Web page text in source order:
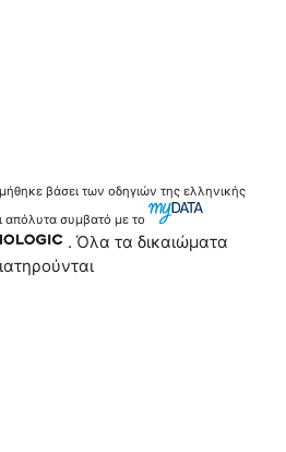
βάσει των οδηγιών της ελληνικής
απόλυτα συμβατό με το
. Όλα τα δικαιώματα